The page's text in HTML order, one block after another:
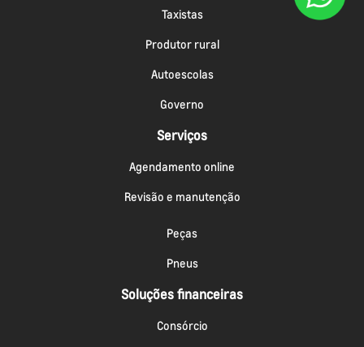
Taxistas
Produtor rural
Autoescolas
Governo
Serviços
Agendamento online
Revisão e manutenção
Peças
Pneus
Soluções financeiras
Consórcio